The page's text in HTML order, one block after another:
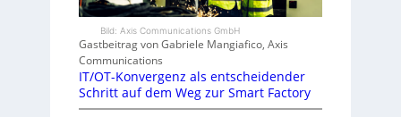
Bild: Axis Communications GmbH
Gastbeitrag von Gabriele Mangiafico, Axis
Communications
IT/OT-Konvergenz als entscheidender
Schritt auf dem Weg zur Smart Factory